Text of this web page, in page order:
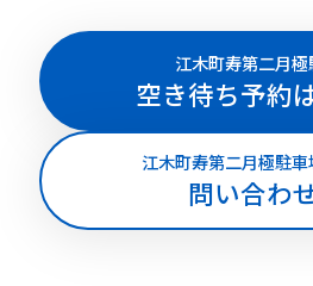
江木町寿第二月
空き待ち予約
江木町寿第二月極駐
問い合わ